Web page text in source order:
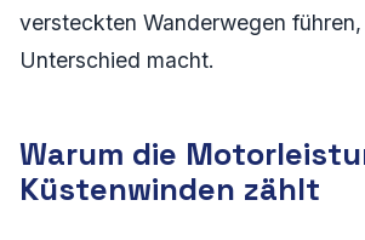
versteckten Wanderwegen
Unterschied macht.
Warum die
Küstenwinden zählt